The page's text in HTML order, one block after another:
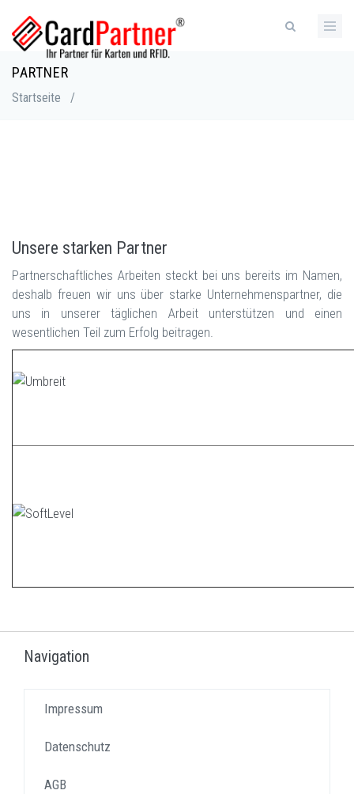
zum
Inhalt
PARTNER
Pfadnavigation
Startseite /
Unsere starken Partner
Partnerschaftliches Arbeiten steckt bei uns bereits im Namen,
deshalb freuen wir uns über starke Unternehmenspartner, die
uns in unserer täglichen Arbeit unterstützen und einen
wesentlichen Teil zum Erfolg beitragen.
Navigation
Impressum
Datenschutz
AGB